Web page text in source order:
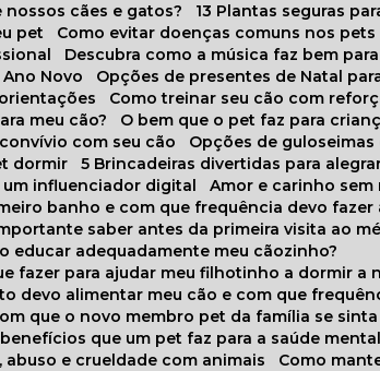
nossos cães e gatos?
13 Plantas seguras
pet
Como evitar doenças comuns nos
Descubra como a música faz bem
Novo
Opções de presentes de Natal
Como treinar seu cão com
meu cão?
O bem que o pet faz para
com seu cão
Opções de
dormir
5 Brincadeiras divertidas para
um influenciador digital
Amor e carinho
banho e com que frequência devo fazer
saber antes da primeira visita ao
educar adequadamente meu cãozinho?
fazer para ajudar meu filhotinho a dormir a
devo alimentar meu cão e com que
que o novo membro pet da família se
que um pet faz para a saúde
abuso e crueldade com animais
Como